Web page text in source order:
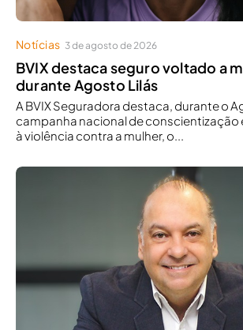
Notícias 3 de agosto de 2026
BVIX destaca seguro voltado a
durante Agosto Lilás
A BVIX Seguradora destaca, durante o
campanha nacional de
à violência contra a mulher, o...